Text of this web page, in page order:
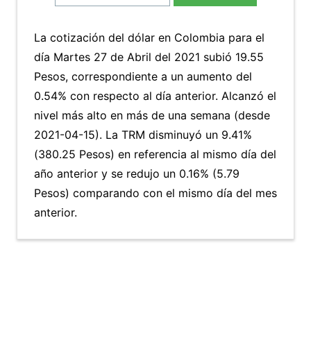
La cotización del dólar en Colombia para el
día Martes 27 de Abril del 2021 subió 19.55
Pesos, correspondiente a un aumento del
0.54% con respecto al día anterior. Alcanzó el
nivel más alto en más de una semana (desde
2021-04-15). La TRM disminuyó un 9.41%
(380.25 Pesos) en referencia al mismo día del
año anterior y se redujo un 0.16% (5.79
Pesos) comparando con el mismo día del mes
anterior.